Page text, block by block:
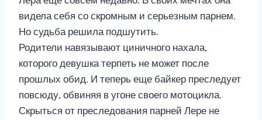
видела себя со скромным и серьезным парнем.
Но судьба решила подшутить.
Родители навязывают циничного нахала,
которого девушка терпеть не может после
прошлых обид. И теперь еще байкер преследует
повсюду, обвиняя в угоне своего мотоцикла.
Скрыться от преследования парней Лере не